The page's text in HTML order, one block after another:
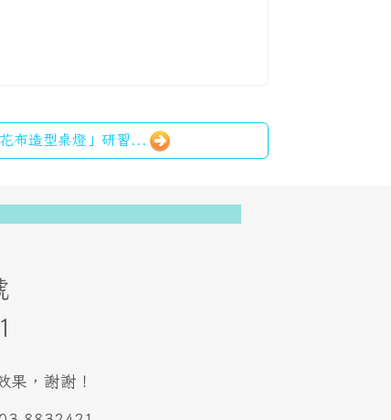
布造型桌燈」研習...
，謝謝！